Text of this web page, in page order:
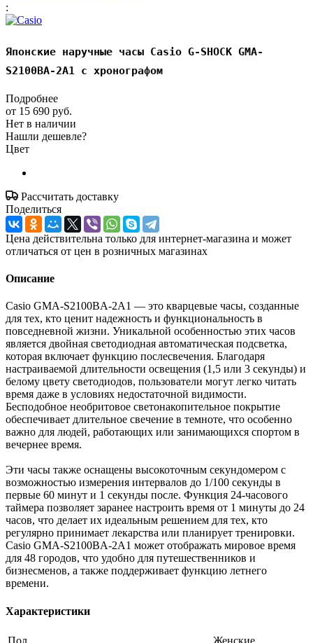
:
Японские наручные часы Casio G-SHOCK GMA-
S2100BA-2A1 с хронографом
Подробнее
от 15 690 руб.
Нет в наличии
Нашли дешевле?
Цвет
Рассчитать доставку
Поделиться
Цена действительна только для интернет-магазина и может
отличаться от цен в розничных магазинах
Описание
Casio GMA-S2100BA-2A1 — это кварцевые часы, созданные
для тех, кто ценит надежность и функциональность в
повседневной жизни. Уникальной особенностью этих часов
является двойная светодиодная автоматическая подсветка,
которая включает функцию послесвечения. Благодаря
настраиваемой длительности освещения (1,5 или 3 секунды) и
белому цвету светодиодов, пользователи могут легко читать
время даже в условиях недостаточной видимости.
Бесподобное необритовое светонакопительное покрытие
обеспечивает длительное свечение в темноте, что особенно
важно для людей, работающих или занимающихся спортом в
вечернее время.
Эти часы также оснащены высокоточным секундомером с
возможностью измерения интервалов до 1/100 секунды в
первые 60 минут и 1 секунды после. Функция 24-часового
таймера позволяет заранее настроить время от 1 минуты до 24
часов, что делает их идеальным решением для тех, кто
регулярно принимает лекарства или планирует тренировки.
Casio GMA-S2100BA-2A1 может отображать мировое время
для 48 городов, что удобно для путешественников и
бизнесменов, а также поддерживает функцию летнего
времени.
Характеристики
Пол Женские